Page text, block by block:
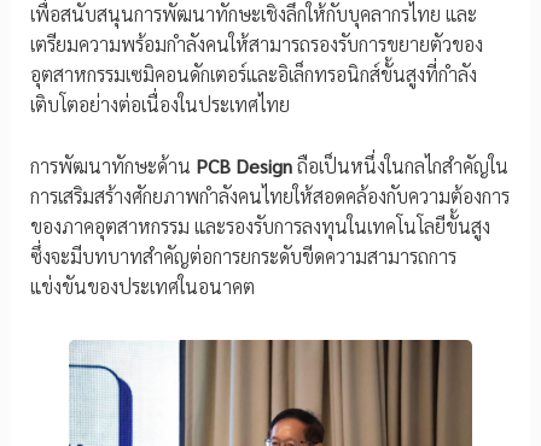
เพื่อสนับสนุนการพัฒนาทักษะเชิงลึกให้กับบุคลากรไทย และ
เตรียมความพร้อมกำลังคนให้สามารถรองรับการขยายตัวของ
อุตสาหกรรมเซมิคอนดักเตอร์และอิเล็กทรอนิกส์ขั้นสูงที่กำลัง
เติบโตอย่างต่อเนื่องในประเทศไทย
การพัฒนาทักษะด้าน PCB Designถือเป็นหนึ่งในกลไกสำคัญใน
การเสริมสร้างศักยภาพกำลังคนไทยให้สอดคล้องกับความต้องการ
ของภาคอุตสาหกรรม และรองรับการลงทุนในเทคโนโลยีขั้นสูง
ซึ่งจะมีบทบาทสำคัญต่อการยกระดับขีดความสามารถการ
แข่งขันของประเทศในอนาคต